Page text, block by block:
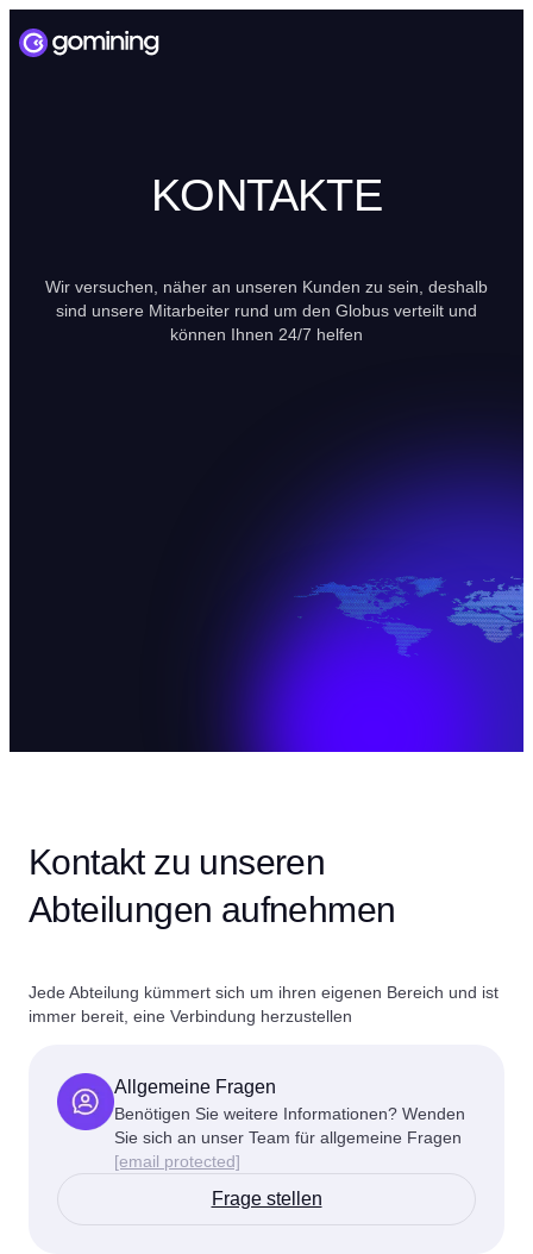
KONTAKTE
Wir versuchen, näher an unseren Kunden zu sein, deshalb
sind unsere Mitarbeiter rund um den Globus verteilt und
können Ihnen 24/7 helfen
Kontakt zu unseren
Abteilungen aufnehmen
Jede Abteilung kümmert sich um ihren eigenen Bereich und ist
immer bereit, eine Verbindung herzustellen
Allgemeine Fragen
Benötigen Sie weitere Informationen? Wenden
Sie sich an unser Team für allgemeine Fragen
[email protected]
Frage stellen